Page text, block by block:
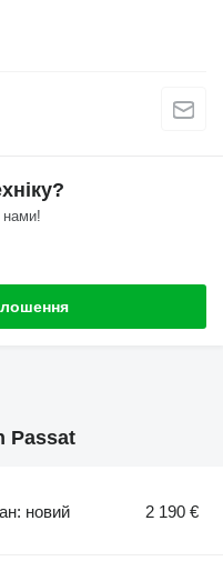
нами!
Passat
новий 2 190 €